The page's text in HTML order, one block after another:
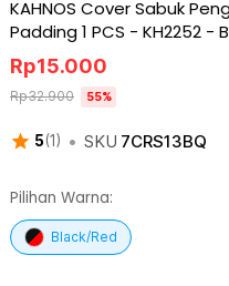
KAHNOS Cover Sabuk
Padding 1 PCS - KH2252 -
5(1 ) • SKU 7CRS13BQ
Rp15.000
Rp32.900 55%
Pilihan Warna:
Black/Red